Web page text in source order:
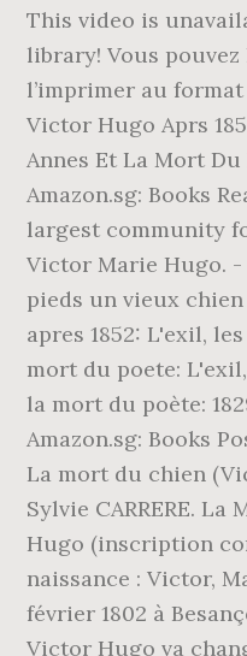
This video is
library! Vous
l’imprimer au format
Victor Hugo Aprs
Annes Et La Mort Du
Amazon.sg: Books
largest community
Victor Marie Hugo.
pieds un vieux
apres 1852: L'exil,
mort du poete:
la mort du poète:
Amazon.sg: Books
La mort du chien
Sylvie CARRERE. La
Hugo (inscription
naissance : Victor,
février 1802 à
Victor Hugo va